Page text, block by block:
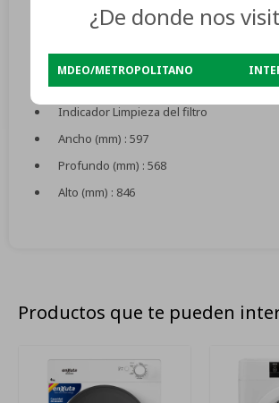
Aquawave!
Pantalla/Display
Bloqueo para niños
Indicador Limpieza del filtro
Ancho (mm) : 597
Profundo (mm) : 568
Alto (mm) : 846
Productos que te pueden
¿De donde nos
MDEO/METROPOLITANO